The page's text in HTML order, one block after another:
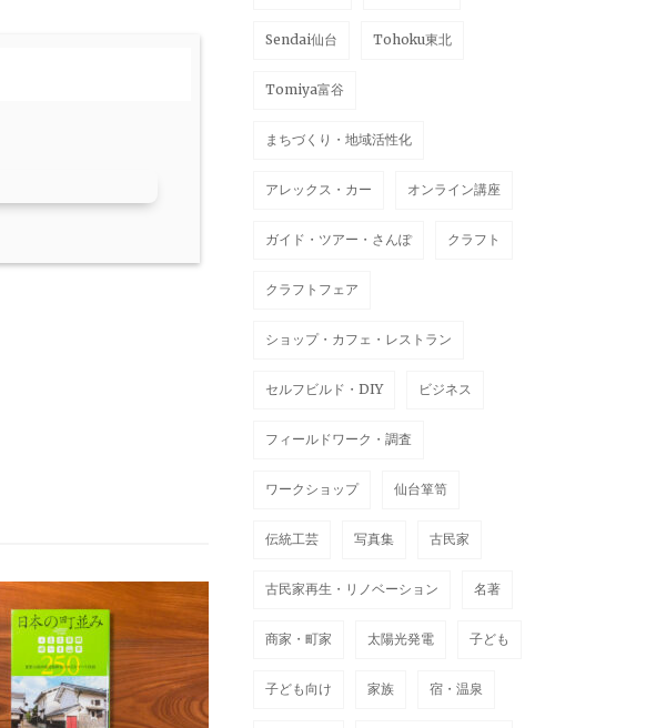
Sendai仙台 Tohoku東北
Tomiya富谷
まちづくり・地域活性化
アレックス・カー オンライン講座
ガイド・ツアー・さんぽ クラフト
クラフトフェア
ショップ・カフェ・レストラン
セルフビルド・DIY ビジネス
フィールドワーク・調査
ワークショップ 仙台箪笥
伝統工芸 写真集 古民家
古民家再生・リノベーション 名著
商家・町家 太陽光発電 子ども
子ども向け 家族 宿・温泉